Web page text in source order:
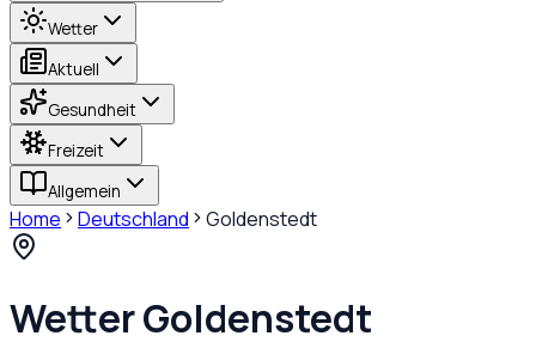
Wetter
Aktuell
Gesundheit
Freizeit
Allgemein
Home Deutschland Goldenstedt
WetterGoldenstedt